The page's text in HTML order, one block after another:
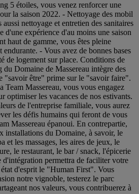
5 étoiles, vous venez renforcer une
la saison 2022. - Nettoyage des mobil
aussi nettoyage et entretien des sanitaires
d'une expérience d'au moins une saison
haut de gamme, vous êtes pleine
endurante. - Vous avez de bonnes bases
de logement sur place. Conditions de
Domaine de Massereau intègre des
"savoir être" prime sur le "savoir faire".
Team Massereau, vous vous engagez
optimiser les vacances de nos estivants.
de l'entreprise familiale, vous aurez
les défis humains qui feront de vous
Massereau épanoui. En contrepartie,
installations du Domaine, à savoir, le
et les massages, les aires de jeux, le
le restaurant, le bar / snack, l'épicerie
d'intégration permettra de faciliter votre
d'esprit le "Human First". Vous
notre vignoble, testerez le parc
nos valeurs, vous contribuerez à